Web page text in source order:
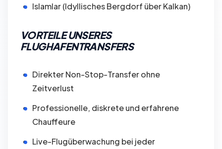
Islamlar (Idyllisches Bergdorf über Kalkan)
VORTEILE UNSERES
FLUGHAFENTRANSFERS
Direkter Non-Stop-Transfer ohne
Zeitverlust
Professionelle, diskrete und erfahrene
Chauffeure
Live-Flugüberwachung bei jeder